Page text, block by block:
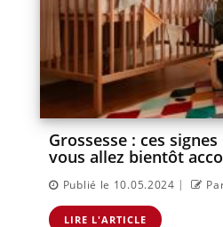
Grossesse : ces
vous allez bientôt
Publié le 10.05.2024 |
LIRE L'ARTICLE